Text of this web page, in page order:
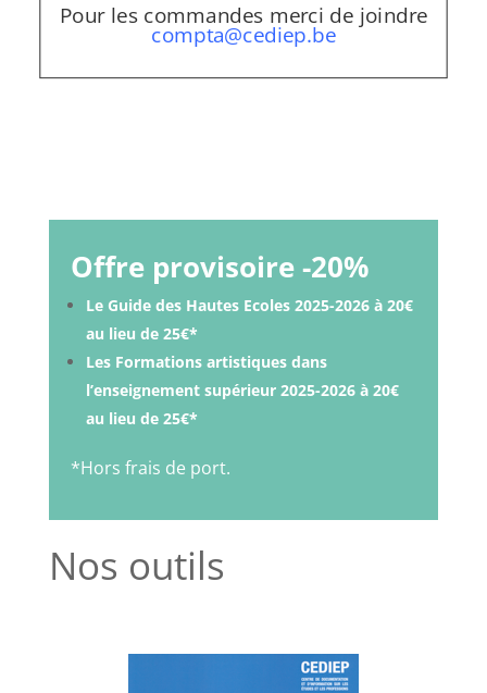
Pour les commandes merci de joindre
compta@cediep.be
Offre provisoire -20%
Le Guide des Hautes Ecoles 2025-2026 à 20€
au lieu de 25€*
Les Formations artistiques dans
l’enseignement supérieur 2025-2026 à 20€
au lieu de 25€*
*Hors frais de port.
Nos outils